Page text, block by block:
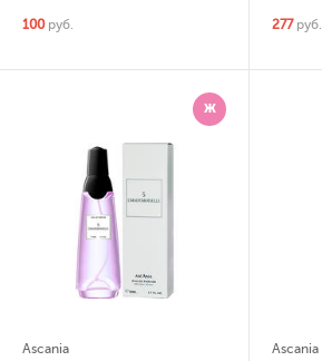
100 руб. 277 руб.
Ж
Ascania
Ascania